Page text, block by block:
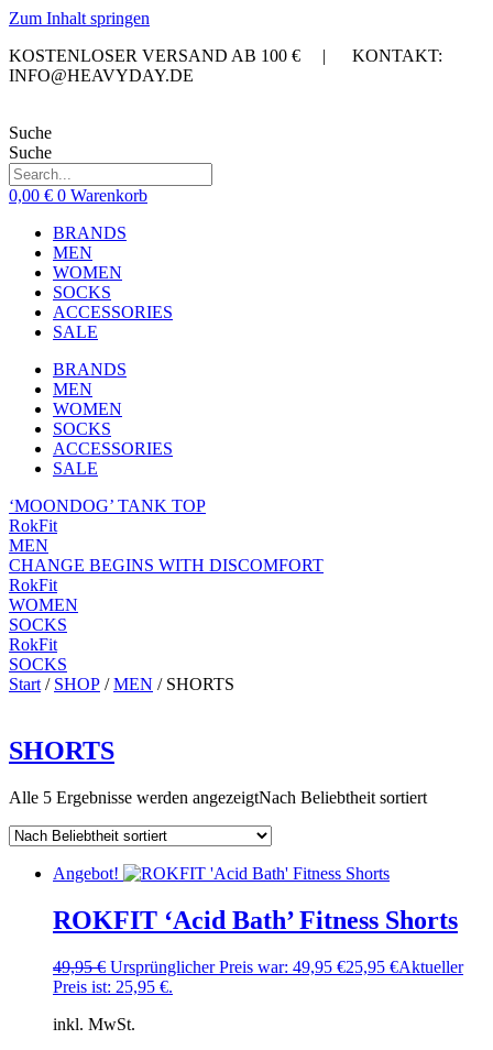
Zum Inhalt springen
KOSTENLOSER VERSAND AB 100 € | KONTAKT:
INFO@HEAVYDAY.DE
Suche
Suche
0,00 € 0 Warenkorb
BRANDS
MEN
WOMEN
SOCKS
ACCESSORIES
SALE
BRANDS
MEN
WOMEN
SOCKS
ACCESSORIES
SALE
‘MOONDOG’ TANK TOP
RokFit
MEN
CHANGE BEGINS WITH DISCOMFORT
RokFit
WOMEN
SOCKS
RokFit
SOCKS
Start / SHOP /MEN / SHORTS
SHORTS
Alle 5 Ergebnisse werden angezeigtNach Beliebtheit sortiert
Angebot!
ROKFIT ‘Acid Bath’ Fitness Shorts
49,95€ Ursprünglicher Preis war: 49,95 €25,95 €Aktueller
Preis ist: 25,95 €.
inkl. MwSt.